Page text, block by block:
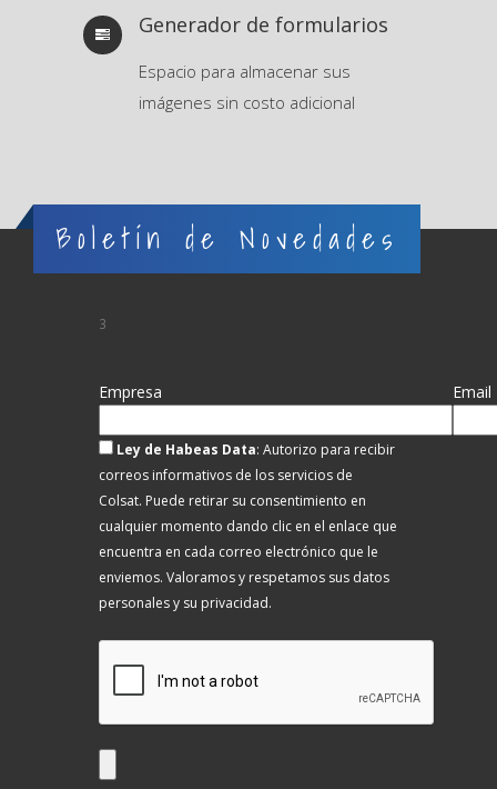
Generador de formularios
Espacio para almacenar sus
imágenes sin costo adicional
Boletín de Novedades
3
Empresa Email
Ley de Habeas Data: Autorizo para recibir
correos informativos de los servicios de
Colsat. Puede retirar su consentimiento en
cualquier momento dando clic en el enlace que
encuentra en cada correo electrónico que le
enviemos. Valoramos y respetamos sus datos
personales y su privacidad.